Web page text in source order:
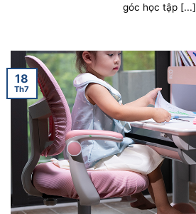
góc học tập [...]
18
Th7